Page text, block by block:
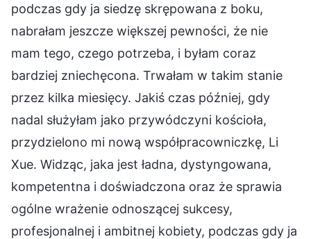
podczas gdy ja siedzę skrępowana z boku,
nabrałam jeszcze większej pewności, że nie
mam tego, czego potrzeba, i byłam coraz
bardziej zniechęcona. Trwałam w takim stanie
przez kilka miesięcy. Jakiś czas później, gdy
nadal służyłam jako przywódczyni kościoła,
przydzielono mi nową współpracowniczkę, Li
Xue. Widząc, jaka jest ładna, dystyngowana,
kompetentna i doświadczona oraz że sprawia
ogólne wrażenie odnoszącej sukcesy,
profesjonalnej i ambitnej kobiety, podczas gdy ja